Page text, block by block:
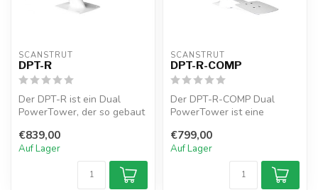
SCANSTRUT
DPT-R
Der DPT-R ist ein Dual
PowerTower, der so gebaut
eine...
€839,00
Auf Lager
SCANSTRUT
DPT-R-COMP
Der DPT-R-COMP Dual
PowerTower ist eine
Radar mit S...
€799,00
Auf Lager